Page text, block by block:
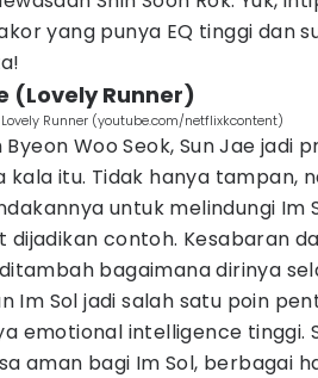
yang punya EQ tinggi dan
(Lovely Runner)
Runner (youtube.com/netflixkcontent)
Woo Seok, Sun Jae jadi
kala itu. Tidak hanya tampan,
untuk melindungi Im
contoh. Kesabaran
bagaimana dirinya
Im Sol jadi salah satu poin
emotional intelligence tinggi.
aman bagi Im Sol, berbagai